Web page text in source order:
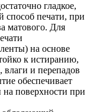
гладкое,
способ печати, при
матового. Для
на основе
к истиранию,
влаги и перепадов
обеспечивает
на поверхности при